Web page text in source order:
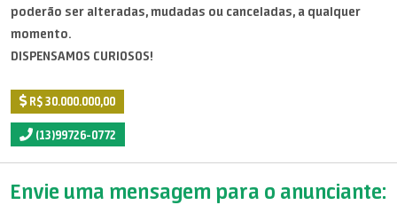
poderão ser alteradas, mudadas ou canceladas, a qualquer
momento.
DISPENSAMOS CURIOSOS!
R$ 30.000.000,00
(13)99726-0772
Envie uma mensagem para o anunciante: